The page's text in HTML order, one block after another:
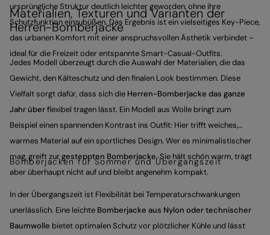
ursprüngliche Struktur deutlich leichter geworden, ohne ihre
Schutzfunktion einzubüßen. Das Ergebnis ist ein vielseitiges Key-Piece,
das urbanen Komfort mit einer anspruchsvollen Ästhetik verbindet –
ideal für die Freizeit oder entspannte Smart-Casual-Outfits.
Materialien, Texturen und Varianten der
Herren-Bomberjacke
Jedes Modell überzeugt durch die Auswahl der Materialien, die das
Gewicht, den Kälteschutz und den finalen Look bestimmen. Diese
Vielfalt sorgt dafür, dass sich die Herren-Bomberjacke das ganze
Jahr überflexibel tragen lässt. Ein Modell aus Wolle bringt zum
Beispiel einen spannenden Kontrast ins Outfit: Hier trifft weiches,
warmes Material auf ein sportliches Design. Wer es minimalistischer
mag, greift zurgesteppten Bomberjacke. Sie hält schön warm, trägt
aber überhaupt nicht auf und bleibt angenehm kompakt.
Bomberjacken für Sommer und Übergangszeit
In der Übergangszeit ist Flexibilität bei Temperaturschwankungen
unerlässlich. Eine leichte Bomberjacke aus Nylon oder technischer
Baumwolle bietet optimalen Schutz vor plötzlicher Kühle und lässt